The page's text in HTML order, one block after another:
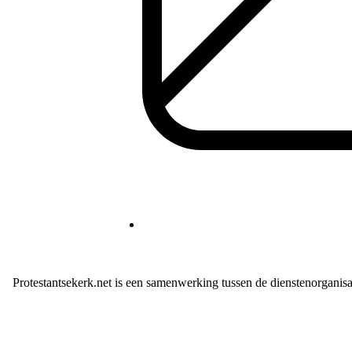
Protestantsekerk.net is een samenwerking tussen de